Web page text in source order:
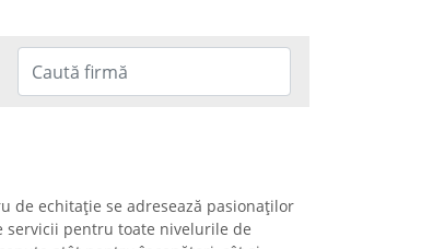
de echitație se adresează pasionaților
servicii pentru toate nivelurile de